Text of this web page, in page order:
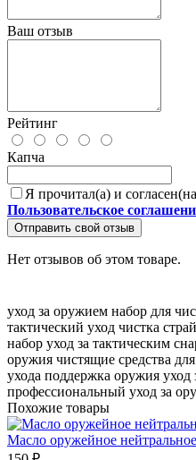
Ваш отзыв
Рейтинг
Капча
Я прочитал(а) и
Пользовательское
Отправить свой отзыв
Нет отзывов об этом товаре.
уход за оружием набор для
тактический уход чистка
набор уход за тактическим
оружия чистящие средства
ухода поддержка оружия уход
профессиональный уход за
Похожие товары
Масло оружейное